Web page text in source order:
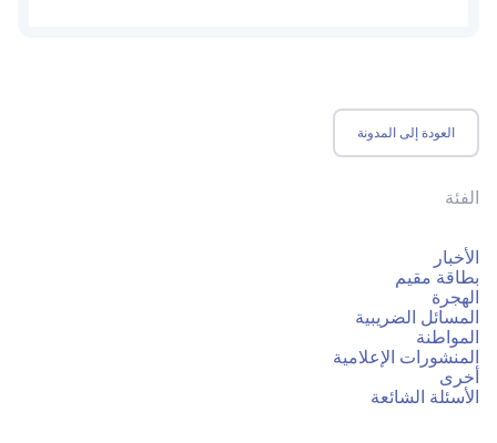
العودة إلى المدونة
الفئة
الأخبار
بطاقة مقيم
الهجرة
المسائل الضريبية
المواطنة
المنشورات الإعلامية
أخرى
الأسئلة الشائعة